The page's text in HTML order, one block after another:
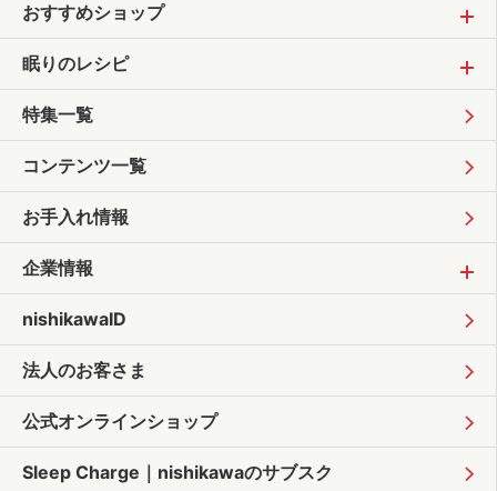
おすすめショップ
眠りのレシピ
特集一覧
コンテンツ一覧
お手入れ情報
企業情報
nishikawaID
法人のお客さま
公式オンラインショップ
Sleep Charge｜ nishikawaのサブスク